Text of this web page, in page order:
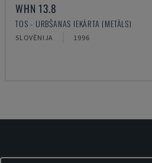
WHN 13.8
TOS - URBŠANAS IEKĀRTA (METĀLS)
SLOVĒNIJA 1996